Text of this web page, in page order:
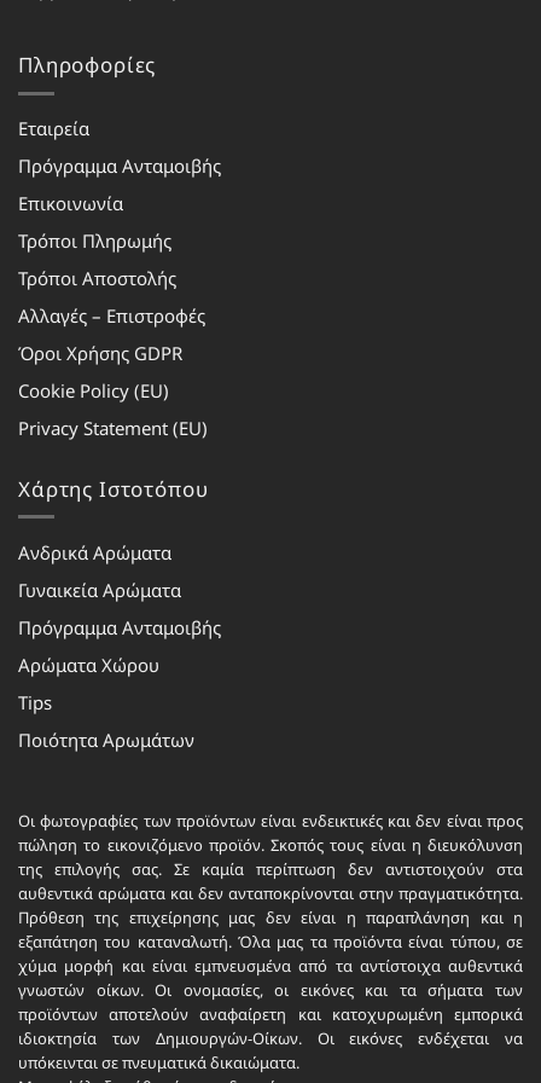
Πληροφορίες
Εταιρεία
Πρόγραμμα Ανταμοιβής
Επικοινωνία
Τρόποι Πληρωμής
Τρόποι Αποστολής
Αλλαγές – Επιστροφές
Όροι Χρήσης GDPR
Cookie Policy (EU)
Privacy Statement (EU)
Χάρτης Ιστοτόπου
Ανδρικά Αρώματα
Γυναικεία Αρώματα
Πρόγραμμα Ανταμοιβής
Αρώματα Χώρου
Tips
Ποιότητα Αρωμάτων
Οι φωτογραφίες των προϊόντων είναι ενδεικτικές και δεν είναι προς
πώληση το εικονιζόμενο προϊόν. Σκοπός τους είναι η διευκόλυνση
της επιλογής σας. Σε καμία περίπτωση δεν αντιστοιχούν στα
αυθεντικά αρώματα και δεν ανταποκρίνονται στην πραγματικότητα.
Πρόθεση της επιχείρησης μας δεν είναι η παραπλάνηση και η
εξαπάτηση του καταναλωτή. Όλα μας τα προϊόντα είναι τύπου, σε
χύμα μορφή και είναι εμπνευσμένα από τα αντίστοιχα αυθεντικά
γνωστών οίκων. Οι ονομασίες, οι εικόνες και τα σήματα των
προϊόντων αποτελούν αναφαίρετη και κατοχυρωμένη εμπορικά
ιδιοκτησία των Δημιουργών-Οίκων. Οι εικόνες ενδέχεται να
υπόκεινται σε πνευματικά δικαιώματα.